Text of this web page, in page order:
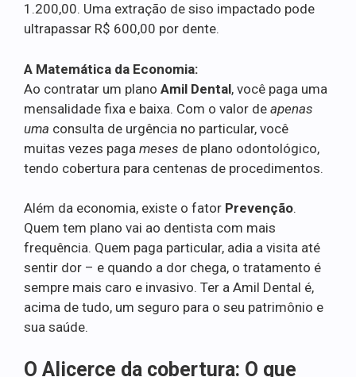
1.200,00. Uma extração de siso impactado pode
ultrapassar R$ 600,00 por dente.
A Matemática da Economia:
Ao contratar um plano Amil Dental, você paga uma
mensalidade fixa e baixa. Com o valor de apenas
uma consulta de urgência no particular, você
muitas vezes paga meses de plano odontológico,
tendo cobertura para centenas de procedimentos.
Além da economia, existe o fator Prevenção.
Quem tem plano vai ao dentista com mais
frequência. Quem paga particular, adia a visita até
sentir dor – e quando a dor chega, o tratamento é
sempre mais caro e invasivo. Ter a Amil Dental é,
acima de tudo, um seguro para o seu patrimônio e
sua saúde.
O Alicerce da cobertura: O que